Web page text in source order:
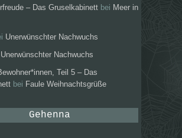
– Das Gruselkabinett bei Meer in
Unerwünschter Nachwuchs
Unerwünschter Nachwuchs
Teil 5 – Das
bei Faule Weihnachtsgrüße
Gehenna